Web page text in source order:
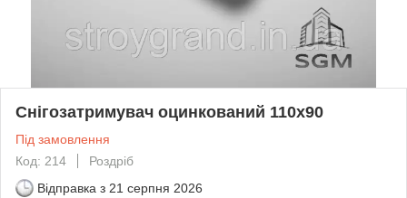
Снігозатримувач оцинкований 110х90
Під замовлення
Код: 214
Роздріб
Відправка з 21 серпня 2026